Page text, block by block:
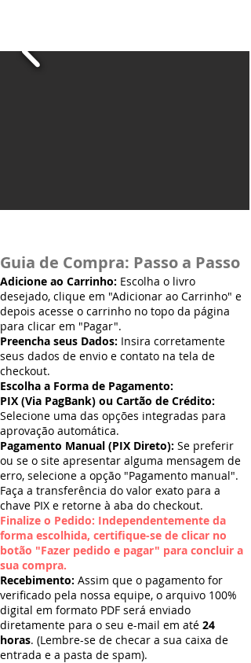
Guia de Compra: Passo a Passo
Adicione ao Carrinho: Escolha o livro
desejado, clique em "Adicionar ao Carrinho" e
depois acesse o carrinho no topo da página
para clicar em "Pagar".
Preencha seus Dados: Insira corretamente
seus dados de envio e contato na tela de
checkout.
Escolha a Forma de Pagamento:
PIX (Via PagBank) ou Cartão de Crédito:
Selecione uma das opções integradas para
aprovação automática.
Pagamento Manual (PIX Direto): Se preferir
ou se o site apresentar alguma mensagem de
erro, selecione a opção "Pagamento manual".
Faça a transferência do valor exato para a
chave PIX e retorne à aba do checkout.
Finalize o Pedido: Independentemente da
forma escolhida, certifique-se de clicar no
botão "Fazer pedido e pagar" para concluir a
sua compra.
Recebimento: Assim que o pagamento for
verificado pela nossa equipe, o arquivo 100%
digital em formato PDF será enviado
diretamente para o seu e-mail em até 24
horas. (Lembre-se de checar a sua caixa de
entrada e a pasta de spam).